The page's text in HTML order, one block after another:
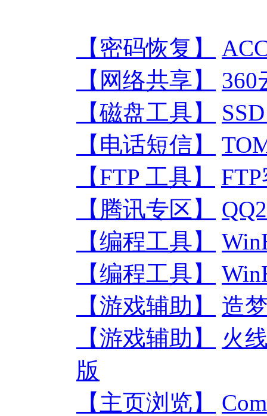
【密码恢复】
【网络共享】
360
【磁盘工具】
【电话短信】
【FTP 工具】
【腾讯专区】
【编程工具】
【编程工具】
【游戏辅助】
造
【游戏辅助】
火
版
【主页浏览】